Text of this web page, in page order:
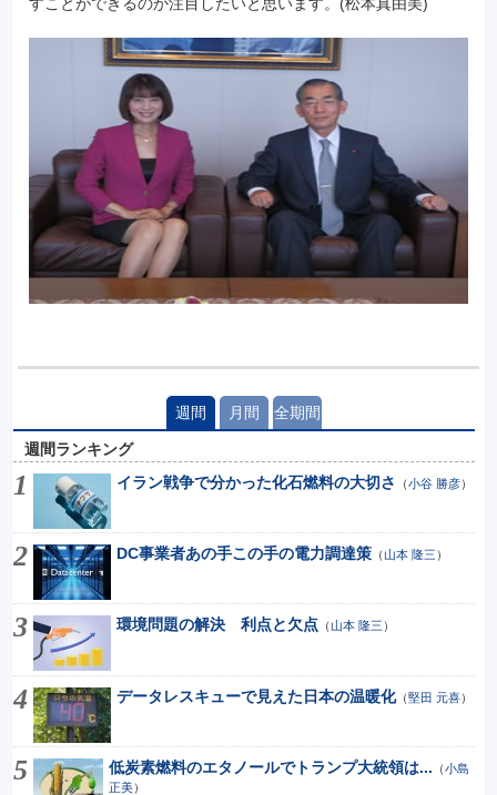
週間 月間 全期間
週間ランキング
イラン戦争で分かった化石燃料の大切さ
（小谷 勝彦）
DC事業者あの手この手の電力調達策（山本 隆三 ）
環境問題の解決 利点と欠点 （山本 隆三 ）
データレスキューで見えた日本の温暖化（堅田 元喜）
低炭素燃料のエタノールでトランプ大統領は... （小島
正美）